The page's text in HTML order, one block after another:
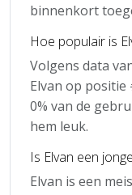
binnenkort
Hoe populair is
Volgens data
Elvan op
0% van de
hem leuk.
Is Elvan een
Elvan is een